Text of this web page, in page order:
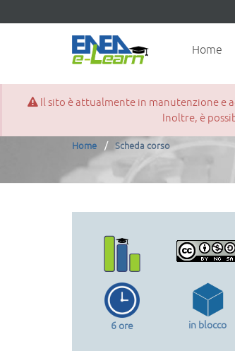
Home
Il sito è attualmente in manutenzione e
Inoltre, è
Scheda
Home Scheda corso
6 ore in blocco